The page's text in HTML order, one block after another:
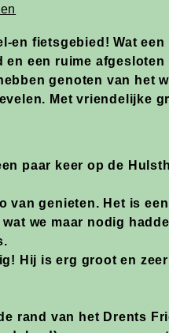
en fietsgebied! Wat
en een ruime
genoten van het
Met vriendelijke
paar keer op de
van genieten. Het is
we maar nodig
Hij is erg groot en
rand van het Drents